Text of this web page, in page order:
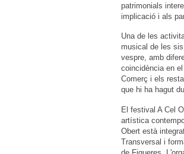
patrimonials
implicació i als
Una de les
musical de les
vespre, amb
coincidència en
Comerç i els
que hi ha hagut
El festival A Cel
artística
Obert està
Transversal i